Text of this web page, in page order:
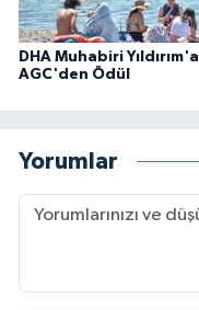
DHA Muhabiri Yıldırım'a
AGC'den Ödül
Yorumlar